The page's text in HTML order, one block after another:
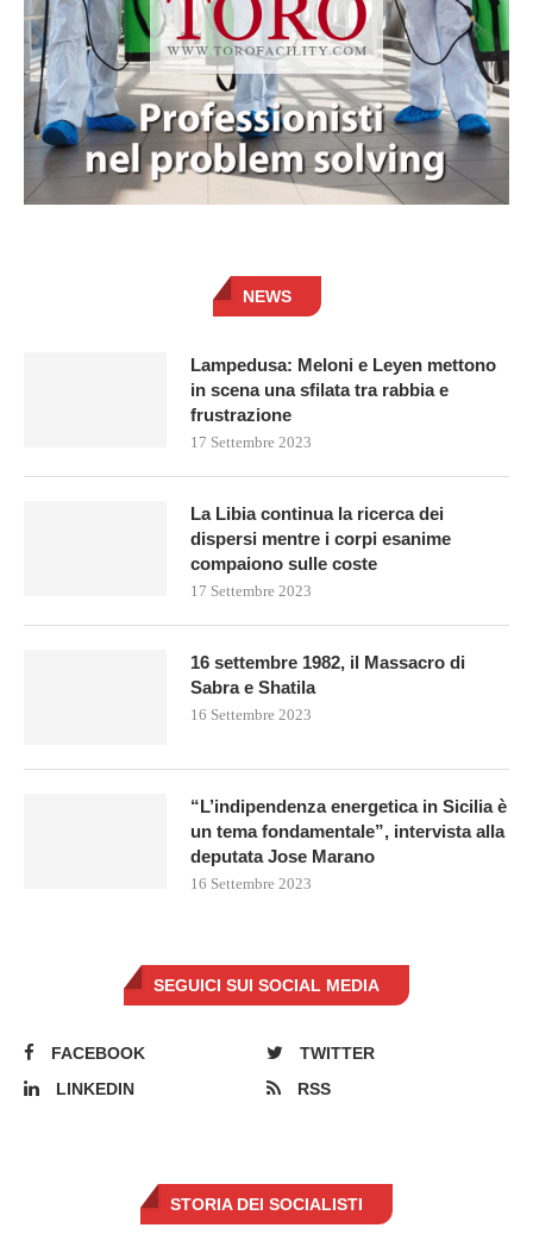
NEWS
Lampedusa: Meloni e Leyen mettono
in scena una sfilata tra rabbia e
frustrazione
17 Settembre 2023
La Libia continua la ricerca dei
dispersi mentre i corpi esanime
compaiono sulle coste
17 Settembre 2023
16 settembre 1982, il Massacro di
Sabra e Shatila
16 Settembre 2023
“L’indipendenza energetica in Sicilia è
un tema fondamentale”, intervista alla
deputata Jose Marano
16 Settembre 2023
SEGUICI SUI SOCIAL MEDIA
FACEBOOK
TWITTER
LINKEDIN
RSS
STORIA DEI SOCIALISTI